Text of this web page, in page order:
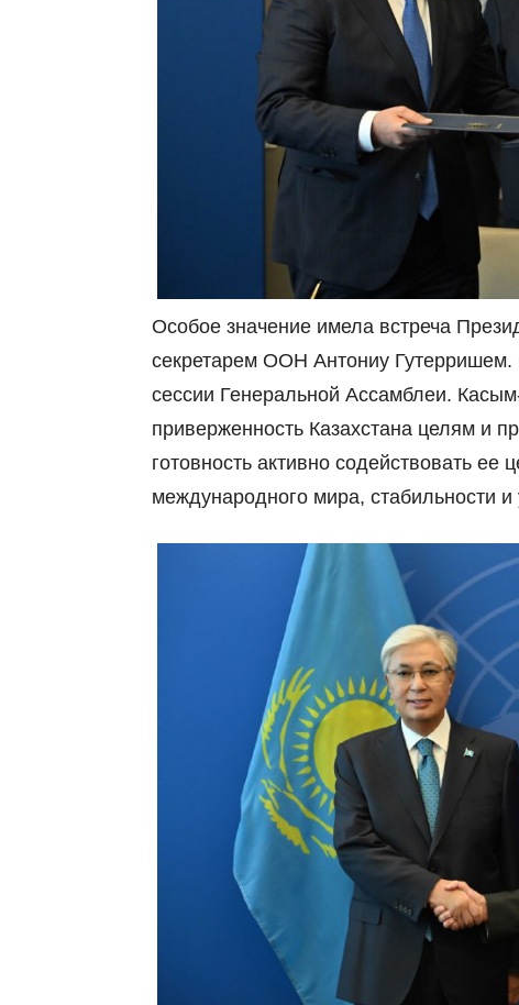
Особое значение имела встреча
секретарем ООН Антониу Гутерришем.
сессии Генеральной Ассамблеи.
приверженность Казахстана целям и
готовность активно содействовать ее
международного мира, стабильности и